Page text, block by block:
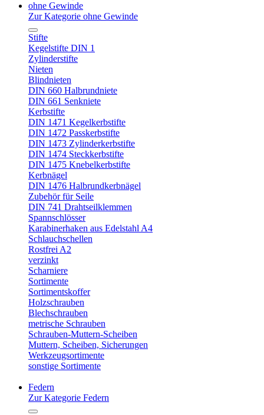
ohne Gewinde
Zur Kategorie ohne Gewinde
Stifte
Kegelstifte DIN 1
Zylinderstifte
Nieten
Blindnieten
DIN 660 Halbrundniete
DIN 661 Senkniete
Kerbstifte
DIN 1471 Kegelkerbstifte
DIN 1472 Passkerbstifte
DIN 1473 Zylinderkerbstifte
DIN 1474 Steckkerbstifte
DIN 1475 Knebelkerbstifte
Kerbnägel
DIN 1476 Halbrundkerbnägel
Zubehör für Seile
DIN 741 Drahtseilklemmen
Spannschlösser
Karabinerhaken aus Edelstahl A4
Schlauchschellen
Rostfrei A2
verzinkt
Scharniere
Sortimente
Sortimentskoffer
Holzschrauben
Blechschrauben
metrische Schrauben
Schrauben-Muttern-Scheiben
Muttern, Scheiben, Sicherungen
Werkzeugsortimente
sonstige Sortimente
Federn
Zur Kategorie Federn